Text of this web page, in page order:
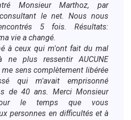
Monsieur Marthoz, par
le net. Nous nous
5 fois. Résultats:
vie a changé.
à ceux qui m'ont fait du mal
ne plus ressentir AUCUNE
me sens complètement libérée
qui m'avait emprisonné
de 40 ans. Merci Monsieur
le temps que vous
personnes en difficultés et à